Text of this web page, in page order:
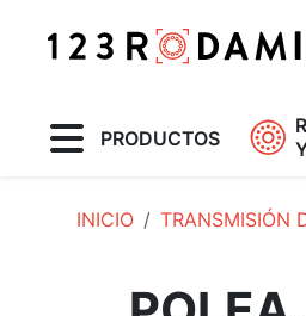
PRODUCTOS
INICIO TRANSMISIÓN